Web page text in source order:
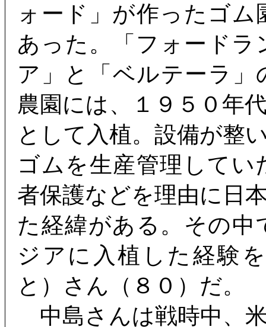
ォード」が作ったゴム
あった。「フォードラ
ア」と「ベルテーラ」
農園には、１９５０年
として入植。設備が整
ゴムを生産管理して
者保護などを理由に日
た経緯がある。その
ジアに入植した経験
と）さん（８０）だ。
中島さんは戦時中、